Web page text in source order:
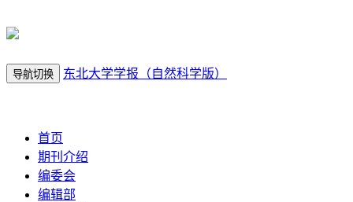
导航切换 东北大学学报（自然科学版）
首页
期刊介绍
编委会
编辑部